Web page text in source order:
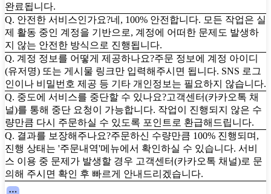
완료됩니다.
Q. 안전한 서비스인가요?네, 100% 안전합니다. 모든 작업은 실
제 활동 중인 계정을 기반으로, 계정에 어떠한 문제도 발생하
지 않는 안전한 방식으로 진행됩니다.
Q. 계정 정보를 어떻게 제공하나요?주문 정보에 계정 아이디
(유저명) 또는 게시물 링크만 입력해주시면 됩니다. SNS 로그
인이나 비밀번호 제공 등 기타 개인정보는 필요하지 않습니다.
Q. 중도에 서비스를 중단할 수 있나요?고객센터(카카오톡 채
널)를 통해 중단 요청이 가능합니다. 작업이 진행되지 않은 수
량만큼 다시 주문하실 수 있도록 포인트로 환급해드립니다.
Q. 결과를 보장해주나요?주문하신 수량만큼 100% 진행되며,
진행 상태는 '주문내역'메뉴에서 확인하실 수 있습니다. 서비
스 이용 중 문제가 발생할 경우 고객센터(카카오톡 채널)로 문
의해 주시면 확인 후 빠르게 안내드리겠습니다.